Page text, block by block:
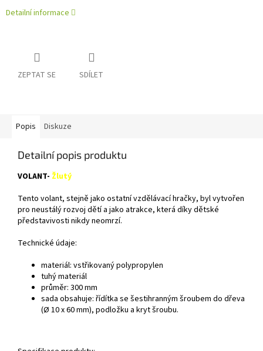
Detailní informace
ZEPTAT SE SDÍLET
Popis Diskuze
Detailní popis produktu
VOLANT- Žlutý
Tento volant, stejně jako ostatní vzdělávací hračky, byl vytvořen
pro neustálý rozvoj dětí a jako atrakce, která díky dětské
představivosti nikdy neomrzí.
Technické údaje:
materiál: vstřikovaný polypropylen
tuhý materiál
průměr: 300 mm
sada obsahuje: řídítka se šestihranným šroubem do dřeva
(Ø 10 x 60 mm), podložku a kryt šroubu.